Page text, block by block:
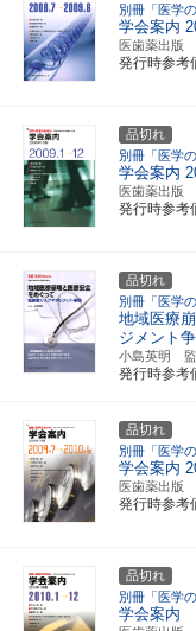
別冊「医学
学会案内
医歯薬出版
発行時参考
品切れ
別冊「医学
学会案内
医歯薬出版
発行時参考
品切れ
別冊「医学
地域医療
ジメント
小島英明
発行時参考
品切れ
別冊「医学
学会案内
医歯薬出版
発行時参考
品切れ
別冊「医学
学会案内